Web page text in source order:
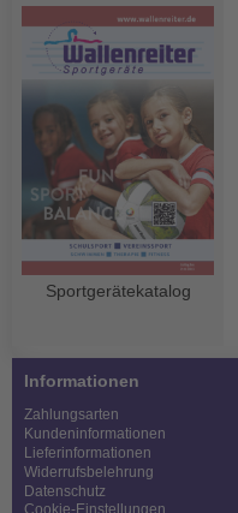
Sportgerätekatalog
Informationen
Zahlungsarten
Kundeninformationen
Lieferinformationen
Widerrufsbelehrung
Datenschutz
Cookie-Einstellungen